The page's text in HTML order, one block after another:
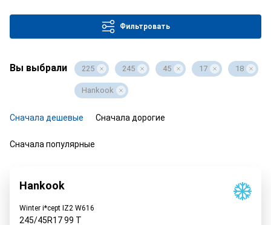
Фильтровать
Вы выбрали 225 245 45 17 18
Hankook
Сначала дешевые Сначала дорогие
Сначала популярные
Hankook
Winter i*cept IZ2 W616
245/45R1799 T